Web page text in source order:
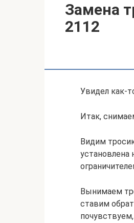
Замена
2112
Увидел как-
Итак,
Видим
установлена
Вынимаем
ставим